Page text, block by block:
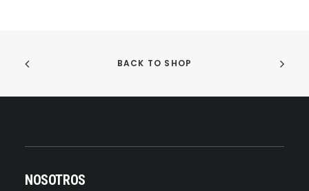
BACK TO SHOP
NOSOTROS